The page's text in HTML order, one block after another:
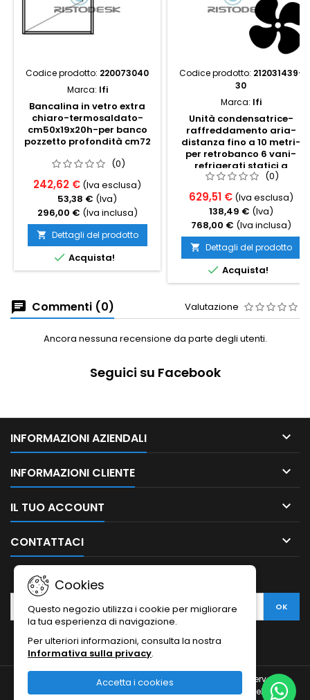
Codice prodotto: 220073040
Marca: Ifi
Bancalina in vetro extra
chiaro-termosaldato-
cm50x19x20h-per banco
pozzetto profondità cm72
(0)
242,62 € (Iva esclusa)
53,38 € (Iva)
296,00 € (Iva inclusa)
 Dettagli del prodotto
 Acquista!
Codice prodotto: 212031439-
30
Marca: Ifi
Unità condensatrice-
raffreddamento aria-
distanza fino a 10 metri-
per retrobanco 6 vani-
refrigerati statici a
scomparsa(0)
629,51 € (Iva esclusa)
138,49 € (Iva)
768,00 € (Iva inclusa)
 Dettagli del prodotto
 Acquista!
Commenti (0) Valutazione
Ancora nessuna recensione da parte degli utenti.
Seguici su Facebook
INFORMAZIONI AZIENDALI 
INFORMAZIONI CLIENTE 
IL TUO ACCOUNT 
CONTATTACI 
Cookies
Questo negozio utilizza i cookie per migliorare
la tua esperienza di navigazione.
Per ulteriori informazioni, consulta la nostra
Informativa sulla privacy.
Accetta i cookies
© Copyright 2010-2026 Ristodesk : tutti i diritti sono riservati |
Ristodesk di Pasquale Di Carluccio | via Francesco Spinelli, 104 |